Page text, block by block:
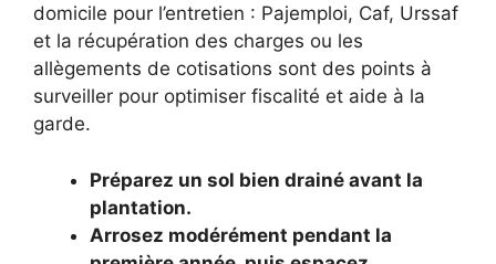
domicile pour l’entretien : Pajemploi, Caf, Urssaf
et la récupération des charges ou les
allègements de cotisations sont des points à
surveiller pour optimiser fiscalité et aide à la
garde.
Préparez un sol bien drainé avant la
plantation.
Arrosez modérément pendant la